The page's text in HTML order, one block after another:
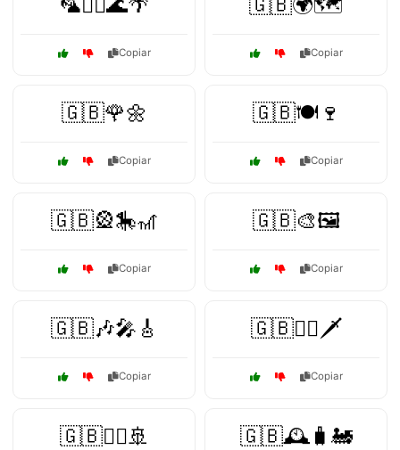
Copiar Copiar
🇬🇧🌹🌼
Copiar
🇬🇧🍽️🍷
Copiar
🇬🇧🎡🎠🎢
Copiar
🇬🇧🎨🖼️
Copiar
🇬🇧🎶🎤🎸
Copiar
🇬🇧🏴‍☠️🗡️
Copiar
🇬🇧🏴‍☠️🚢 🇬🇧🕰️🧳🚂